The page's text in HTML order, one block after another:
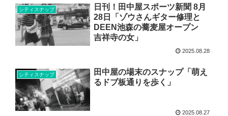
シティスナップ
日刊！田中屋スポーツ新聞 8月
28日「ゾウさんギター修理と
DEEN池森の蕎麦屋オープン
吉祥寺の女」
2025.08.28
シティスナップ
田中屋の場末のスナップ「萌え
るドブ板通りを歩く」
2025.08.27